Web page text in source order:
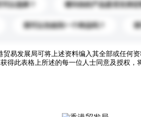
以选择？ 请问你的产品是否支持定
我可以先收到一个样品吗？
贸易发展局可将上述资料编入其全部或任何
得此表格上所述的每一位人士同意及授权，